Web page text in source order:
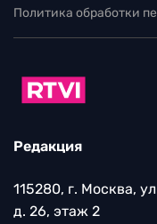
Политика обработки
Редакция
115280, г. Москва,
д. 26, этаж 2